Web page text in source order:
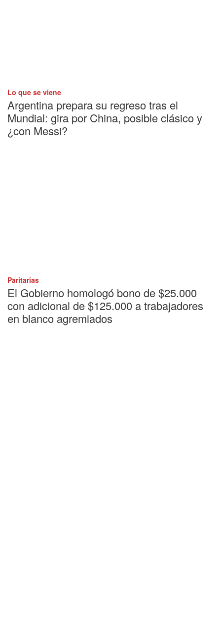
Lo que se viene
Argentina prepara su regreso tras el
Mundial: gira por China, posible clásico y
¿con Messi?
Paritarias
El Gobierno homologó bono de $25.000
con adicional de $125.000 a trabajadores
en blanco agremiados